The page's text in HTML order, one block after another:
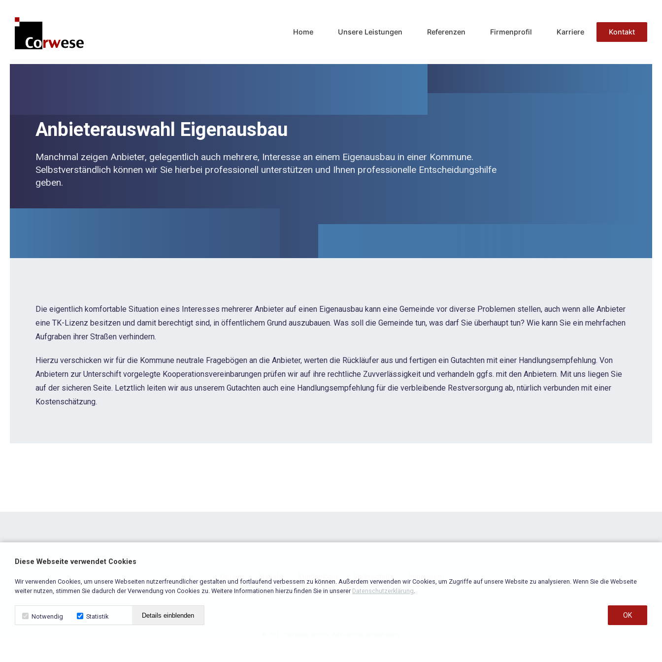
Home Unsere Leistungen Referenzen Firmenprofil Karriere Kontakt
Anbieterauswahl Eigenausbau
Manchmal zeigen Anbieter, gelegentlich auch mehrere, Interesse an einem Eigenausbau in einer Kommune.
Selbstverständlich können wir Sie hierbei professionell unterstützen und Ihnen professionelle Entscheidungshilfe
geben.
Die eigentlich komfortable Situation eines Interesses mehrerer Anbieter auf einen Eigenausbau kann eine Gemeinde vor diverse Problemen stellen, auch wenn alle Anbieter
eine TK-Lizenz besitzen und damit berechtigt sind, in öffentlichem Grund auszubauen. Was soll die Gemeinde tun, was darf Sie überhaupt tun? Wie kann Sie ein mehrfachen
Aufgraben ihrer Straßen verhindern.
Hierzu verschicken wir für die Kommune neutrale Fragebögen an die Anbieter, werten die Rückläufer aus und fertigen ein Gutachten mit einer Handlungsempfehlung. Von
Anbietern zur Unterschift vorgelegte Kooperationsvereinbarungen prüfen wir auf ihre rechtliche Zuvverlässigkeit und verhandeln ggfs. mit den Anbietern. Mit uns liegen Sie
auf der sicheren Seite. Letztlich leiten wir aus unserem Gutachten auch eine Handlungsempfehlung für die verbleibende Restversorgung ab, ntürlich verbunden mit einer
Kostenschätzung.
Diese Webseite verwendet Cookies
Wir verwenden Cookies, um unsere Webseiten nutzerfreundlicher gestalten und fortlaufend verbessern zu können. Außerdem verwenden wir Cookies, um Zugriffe auf unsere Website zu analysieren. Wenn Sie die Webseite
weiter nutzen, stimmen Sie dadurch der Verwendung von Cookies zu. Weitere Informationen hierzu finden Sie in unserer Datenschutzerklärung.
Notwendig Statistik Details einblenden OK